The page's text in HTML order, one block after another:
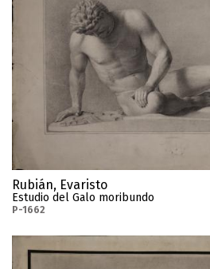
Rubián, Evaristo
Estudio del Galo moribundo
P-1662